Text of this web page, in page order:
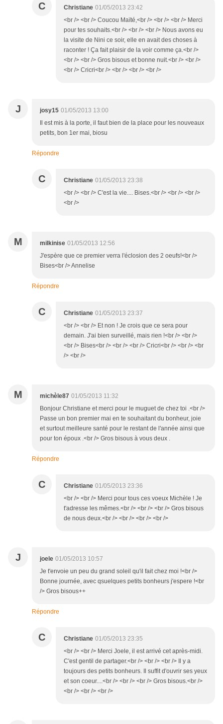
C Christiane 01/05/2013 23:42
<br /> <br /> Coucou Maïté,<br /> <br /> <br /> Merci
pour tes souhaits.<br /> <br /> <br /> Nous avons eu
la visite de Nini ce soir, elle en avait des choses à
raconter ! Ça fait plaisir de la voir comme ça.<br />
<br /> <br /> Gros bisous et bonne nuit.<br /> <br />
<br /> Cricri<br /> <br /> <br /> <br />
J josy15 01/05/2013 13:00
Il est mis à la porte, il faut bien de la place pour les nouveaux
petits, bon 1er mai, biosu
Répondre
C Christiane 01/05/2013 23:38
<br /> <br /> C'est la vie.... Bises.<br /> <br /> <br />
<br />
M milkinise 01/05/2013 12:56
J'espère que ce premier verra l'éclosion des 2 oeufs!<br />
Bises<br /> Annelise
Répondre
C Christiane 01/05/2013 23:37
<br /> <br /> Et non ! Je crois que ce sera pour
demain. J'ai bien surveillé, mais rien !<br /> <br />
<br /> Bises<br /> <br /> <br /> Cricri<br /> <br /> <br
/> <br />
M michèle87 01/05/2013 11:32
Bonjour Christiane et merci pour le muguet de chez toi .<br />
Passe un bon premier mai en te souhaitant du bonheur, joie
et surtout meilleure santé pour le restant de l'année ainsi que
pour ton époux .<br /> Gros bisous à vous deux .
Répondre
C Christiane 01/05/2013 23:36
<br /> <br /> Merci pour tous ces voeux Michèle ! Je
t'adresse les mêmes.<br /> <br /> <br /> Gros bisous
de nous deux.<br /> <br /> <br /> <br />
J joele 01/05/2013 10:57
Je t'envoie un peu du grand soleil qu'il fait chez moi !<br />
Bonne journée, avec qsuelques petits bonheurs j'espere !<br
/> Gros bisous++
Répondre
C Christiane 01/05/2013 23:35
<br /> <br /> Merci Joele, il est arrivé cet après-midi.
C'est gentil de partager.<br /> <br /> <br /> Il y a
toujours des petits bonheurs. Il suffit d'ouvrir ses yeux
et son coeur....<br /> <br /> <br /> Gros bisous.<br />
<br /> <br /> <br />